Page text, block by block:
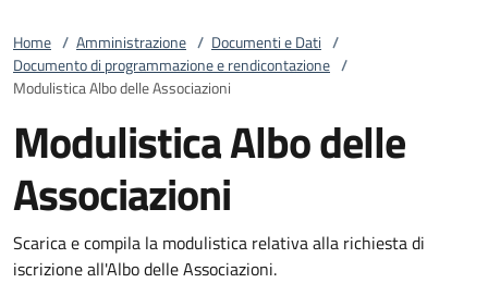
Home / Amministrazione / Documenti e Dati /
Documento di programmazione e rendicontazione /
Modulistica Albo delle Associazioni
Modulistica Albo delle
Associazioni
Scarica e compila la modulistica relativa alla richiesta di
iscrizione all'Albo delle Associazioni.